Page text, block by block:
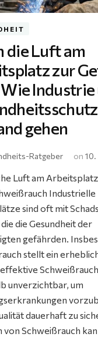
die Luft am
zur
Industrie
gehen
Ratgeber on10.
Luft am
Industrielle
sind oft mit
die Gesundheit der
gefährden.
stellt ein
unverzichtbar, um
dauerhaft zu
von Schweißrauch